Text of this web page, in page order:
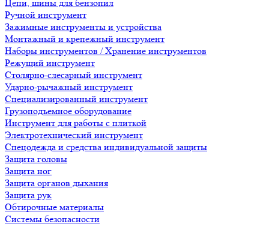
Цепи, шины для бензопил
Ручной инструмент
Зажимные инструменты и устройства
Монтажный и крепежный инструмент
Наборы инструментов / Хранение инструментов
Режущий инструмент
Столярно-слесарный инструмент
Ударно-рычажный инструмент
Специализированный инструмент
Грузоподъемное оборудование
Инструмент для работы с плиткой
Электротехнический инструмент
Спецодежда и средства индивидуальной защиты
Защита головы
Защита ног
Защита органов дыхания
Защита рук
Обтирочные материалы
Системы безопасности